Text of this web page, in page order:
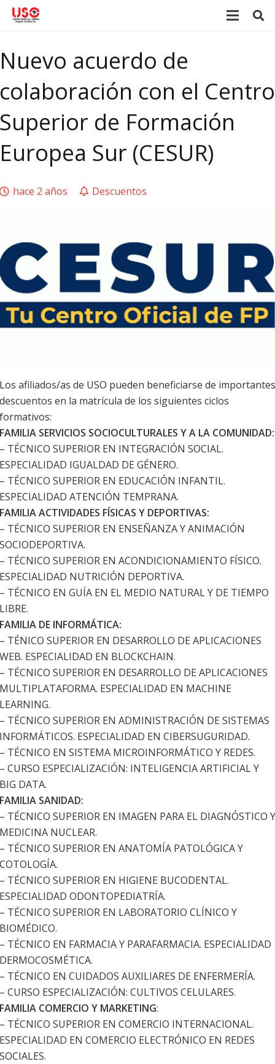
Nuevo acuerdo de
colaboración con el Centro
Superior de Formación
Europea Sur (CESUR)
hace 2 años Descuentos
Los afiliados/as de USO pueden beneficiarse de importantes
descuentos en la matrícula de los siguientes ciclos
formativos:
FAMILIA SERVICIOS SOCIOCULTURALES Y A LA COMUNIDAD:
– TÉCNICO SUPERIOR EN INTEGRACIÓN SOCIAL.
ESPECIALIDAD IGUALDAD DE GÉNERO.
– TÉCNICO SUPERIOR EN EDUCACIÓN INFANTIL.
ESPECIALIDAD ATENCIÓN TEMPRANA.
FAMILIA ACTIVIDADES FÍSICAS Y DEPORTIVAS:
– TÉCNICO SUPERIOR EN ENSEÑANZA Y ANIMACIÓN
SOCIODEPORTIVA.
– TÉCNICO SUPERIOR EN ACONDICIONAMIENTO FÍSICO.
ESPECIALIDAD NUTRICIÓN DEPORTIVA.
– TÉCNICO EN GUÍA EN EL MEDIO NATURAL Y DE TIEMPO
LIBRE.
FAMILIA DE INFORMÁTICA:
– TÉNICO SUPERIOR EN DESARROLLO DE APLICACIONES
WEB. ESPECIALIDAD EN BLOCKCHAIN.
– TÉCNICO SUPERIOR EN DESARROLLO DE APLICACIONES
MULTIPLATAFORMA. ESPECIALIDAD EN MACHINE
LEARNING.
– TÉCNICO SUPERIOR EN ADMINISTRACIÓN DE SISTEMAS
INFORMÁTICOS. ESPECIALIDAD EN CIBERSUGURIDAD.
– TÉCNICO EN SISTEMA MICROINFORMÁTICO Y REDES.
– CURSO ESPECIALIZACIÓN: INTELIGENCIA ARTIFICIAL Y
BIG DATA.
FAMILIA SANIDAD:
– TÉCNICO SUPERIOR EN IMAGEN PARA EL DIAGNÓSTICO Y
MEDICINA NUCLEAR.
– TÉCNICO SUPERIOR EN ANATOMÍA PATOLÓGICA Y
COTOLOGÍA.
– TÉCNICO SUPERIOR EN HIGIENE BUCODENTAL.
ESPECIALIDAD ODONTOPEDIATRÍA.
– TÉCNICO SUPERIOR EN LABORATORIO CLÍNICO Y
BIOMÉDICO.
– TÉCNICO EN FARMACIA Y PARAFARMACIA. ESPECIALIDAD
DERMOCOSMÉTICA.
– TÉCNICO EN CUIDADOS AUXILIARES DE ENFERMERÍA.
– CURSO ESPECIALIZACIÓN: CULTIVOS CELULARES.
FAMILIA COMERCIO Y MARKETING:
– TÉCNICO SUPERIOR EN COMERCIO INTERNACIONAL.
ESPECIALIDAD EN COMERCIO ELECTRÓNICO EN REDES
SOCIALES.